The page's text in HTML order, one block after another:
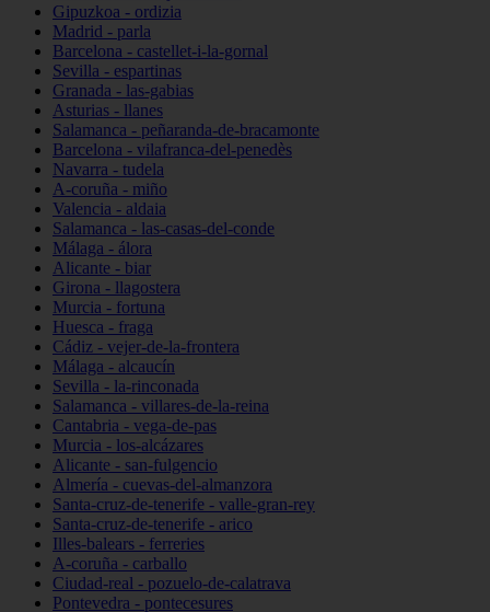
Gipuzkoa - ordizia
Madrid - parla
Barcelona - castellet-i-la-gornal
Sevilla - espartinas
Granada - las-gabias
Asturias - llanes
Salamanca - peñaranda-de-bracamonte
Barcelona - vilafranca-del-penedès
Navarra - tudela
A-coruña - miño
Valencia - aldaia
Salamanca - las-casas-del-conde
Málaga - álora
Alicante - biar
Girona - llagostera
Murcia - fortuna
Huesca - fraga
Cádiz - vejer-de-la-frontera
Málaga - alcaucín
Sevilla - la-rinconada
Salamanca - villares-de-la-reina
Cantabria - vega-de-pas
Murcia - los-alcázares
Alicante - san-fulgencio
Almería - cuevas-del-almanzora
Santa-cruz-de-tenerife - valle-gran-rey
Santa-cruz-de-tenerife - arico
Illes-balears - ferreries
A-coruña - carballo
Ciudad-real - pozuelo-de-calatrava
Pontevedra - pontecesures